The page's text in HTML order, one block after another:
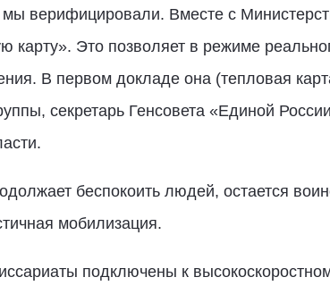
мы верифицировали. Вместе с
карту». Это позволяет в режиме
В первом докладе она (тепловая
секретарь Генсовета «Единой
беспокоить людей, остается
мобилизация.
подключены к